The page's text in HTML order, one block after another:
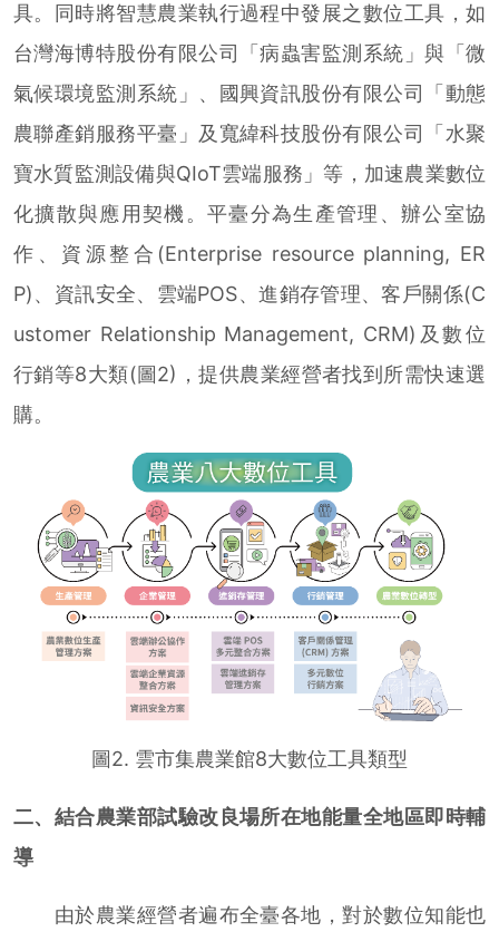
具。同時將智慧農業執行過程中發展之數位工具，如
台灣海博特股份有限公司「病蟲害監測系統」與「微
氣候環境監測系統」、國興資訊股份有限公司「動態
農聯產銷服務平臺」及寬緯科技股份有限公司「水聚
寶水質監測設備與QIoT雲端服務」等，加速農業數位
化擴散與應用契機。平臺分為生產管理、辦公室協
作、資源整合(Enterprise resource planning, ER
P)、資訊安全、雲端POS、進銷存管理、客戶關係(C
ustomer Relationship Management, CRM)及數位
行銷等8大類(圖2)，提供農業經營者找到所需快速選
購。
圖2. 雲市集農業館8大數位工具類型
二、結合農業部試驗改良場所在地能量全地區即時輔
導
由於農業經營者遍布全臺各地，對於數位知能也